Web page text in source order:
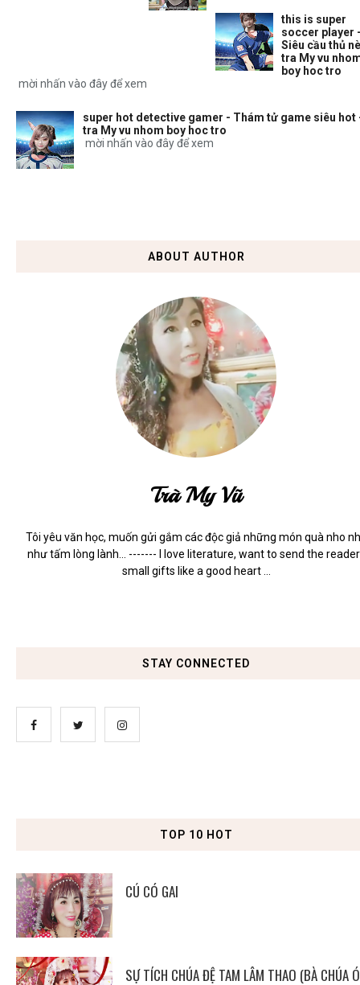
this is super
soccer player
Siêu cầu thủ
tra My vu
boy hoc tro
mời nhấn vào đây để xem
super hot detective gamer - Thám tử game siêu hot
tra My vu nhom boy hoc tro
mời nhấn vào đây để xem
ABOUT AUTHOR
Trà My Vũ
Tôi yêu văn học, muốn gửi gắm các độc giả những món quà nho
như tấm lòng lành... ------- I love literature, want to send the
small gifts like a good heart ...
STAY CONNECTED
TOP 10 HOT
CÚ CÓ GAI
SỰ TÍCH CHÚA ĐỆ TAM LÂM THAO (BÀ CHÚA